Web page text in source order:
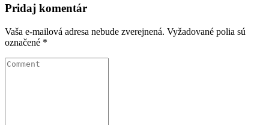
Pridaj komentár
Vaša e-mailová adresa nebude zverejnená. Vyžadované polia sú
označené *